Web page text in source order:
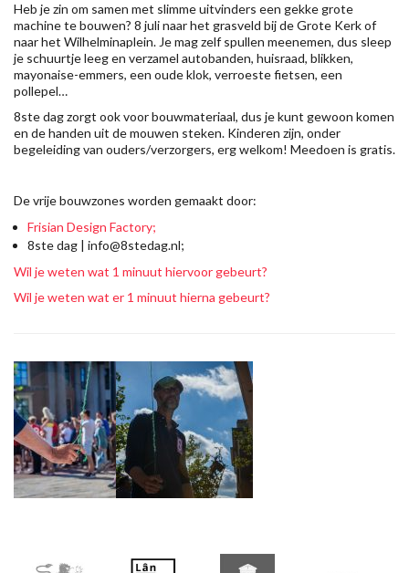
Heb je zin om samen met slimme uitvinders een gekke grote
machine te bouwen? 8 julinaar het grasveld bij de Grote Kerk of
naar het Wilhelminaplein. Je mag zelf spullen meenemen, dus sleep
je schuurtje leeg en verzamel autobanden, huisraad, blikken,
mayonaise-emmers, een oude klok, verroeste fietsen, een
pollepel…
8ste dag zorgt ook voor bouwmateriaal, dus je kunt gewoon komen
en de handen uit de mouwen steken. Kinderen zijn, onder
begeleiding van ouders/verzorgers, erg welkom! Meedoen is gratis.
De vrije bouwzones worden gemaakt door:
Frisian Design Factory;
8ste dag | info@8stedag.nl;
Wil je weten wat 1 minuut hiervoor gebeurt?
Wil je weten wat er 1 minuut hierna gebeurt?